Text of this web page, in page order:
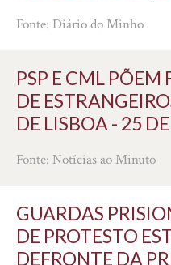
Fonte: Diário do Minho
PSP E CML PÕEM
DE
DE LISBOA - 25
Fonte: Notícias ao Minuto
GUARDAS
DE PROTESTO
DEFRONTE DA